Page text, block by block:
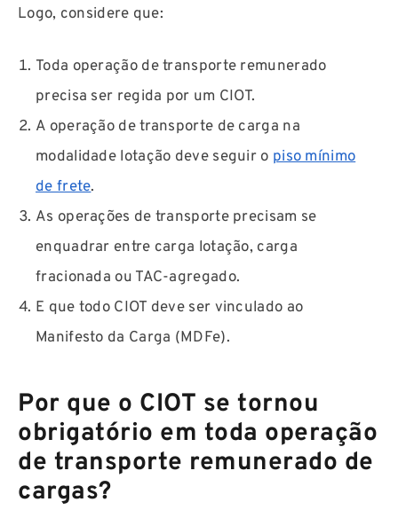
Logo, considere que:
Toda operação de transporte remunerado
precisa ser regida por um CIOT.
A operação de transporte de carga na
modalidade lotação deve seguir o piso mínimo
de frete.
As operações de transporte precisam se
enquadrar entre carga lotação, carga
fracionada ou TAC-agregado.
E que todo CIOT deve ser vinculado ao
Manifesto da Carga (MDFe).
Por que o CIOT se tornou
obrigatório em toda operação
de transporte remunerado de
cargas?